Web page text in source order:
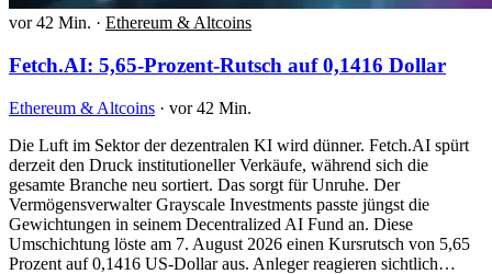
vor 42 Min. · Ethereum & Altcoins
Fetch.AI: 5,65-Prozent-Rutsch auf 0,1416 Dollar
Ethereum & Altcoins · vor 42 Min.
Die Luft im Sektor der dezentralen KI wird dünner. Fetch.AI spürt
derzeit den Druck institutioneller Verkäufe, während sich die
gesamte Branche neu sortiert. Das sorgt für Unruhe. Der
Vermögensverwalter Grayscale Investments passte jüngst die
Gewichtungen in seinem Decentralized AI Fund an. Diese
Umschichtung löste am 7. August 2026 einen Kursrutsch von 5,65
Prozent auf 0,1416 US-Dollar aus. Anleger reagieren sichtlich…